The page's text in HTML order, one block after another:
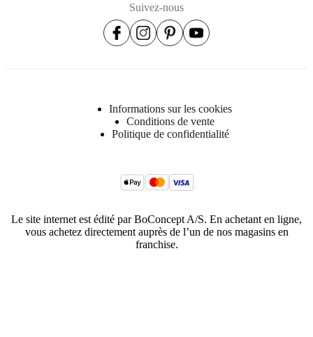
Suivez-nous
Informations sur les cookies
Conditions de vente
Politique de confidentialité
Le site internet est édité par BoConcept A/S. En achetant en ligne,
vous achetez directement auprès de l’un de nos magasins en
franchise.